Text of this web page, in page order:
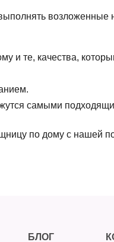
возложенные
и те, качества,
самыми
по дому с нашей
БЛОГ